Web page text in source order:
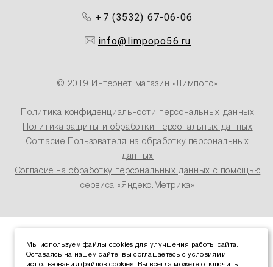
+7 (3532) 67-06-06
info@limpopo56.ru
© 2019 Интернет магазин «Лимпопо»
Политика конфиденциальности персональных данных
Политика защиты и обработки персональных данных
Согласие Пользователя на обработку персональных
данных
Согласие на обработку персональных данных с помощью
сервиса «Яндекс.Метрика»
Мы используем файлы cookies для улучшения работы сайта.
Оставаясь на нашем сайте, вы соглашаетесь с условиями
использования файлов cookies. Вы всегда можете отключить